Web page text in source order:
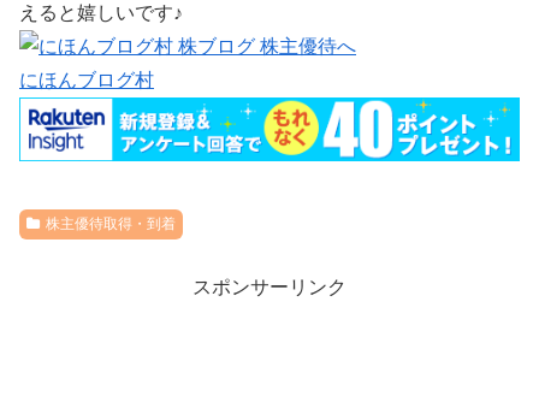
えると嬉しいです♪
にほんブログ村
株主優待取得・到着
スポンサーリンク